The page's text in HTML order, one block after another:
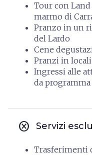
Tour con
marmo di
Pranzo in un
del Lardo
Cene
Pranzi in
Ingressi alle
da programma
cancel Servizi
Trasferimenti